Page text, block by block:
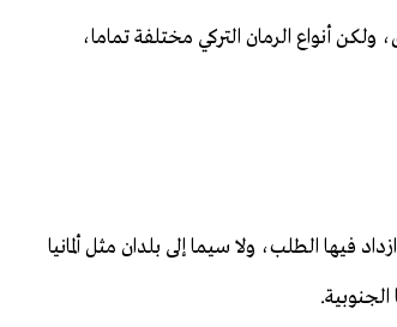
أنواع الرمان التركي مختلفة تماما،
ازداد فيها الطلب، ولا سيما إلى بلدان مثل ألمانيا